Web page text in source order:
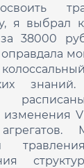
я выбрал
38000
изменения